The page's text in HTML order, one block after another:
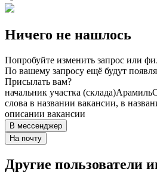
Ничего не нашлось
Попробуйте изменить запрос или
По вашему запросу ещё будут
Присылать вам?
начальник участка (склада)Арамиль
слова в названии вакансии, в
описании вакансии
В мессенджер
На почту
Другие пользователи